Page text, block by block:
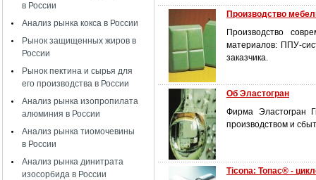
в России
Анализ рынка кокса в России
Рынок защищенных жиров в
России
Рынок пектина и сырья для
его производства в России
Анализ рынка изопропилата
алюминия в России
Анализ рынка тиомочевины
в России
Анализ рынка динитрата
изосорбида в России
Производство
Производство
материалов: ППУ-
заказчика.
Об Эластогран
Фирма Эластогран
производством и
Ticona: Топас® -